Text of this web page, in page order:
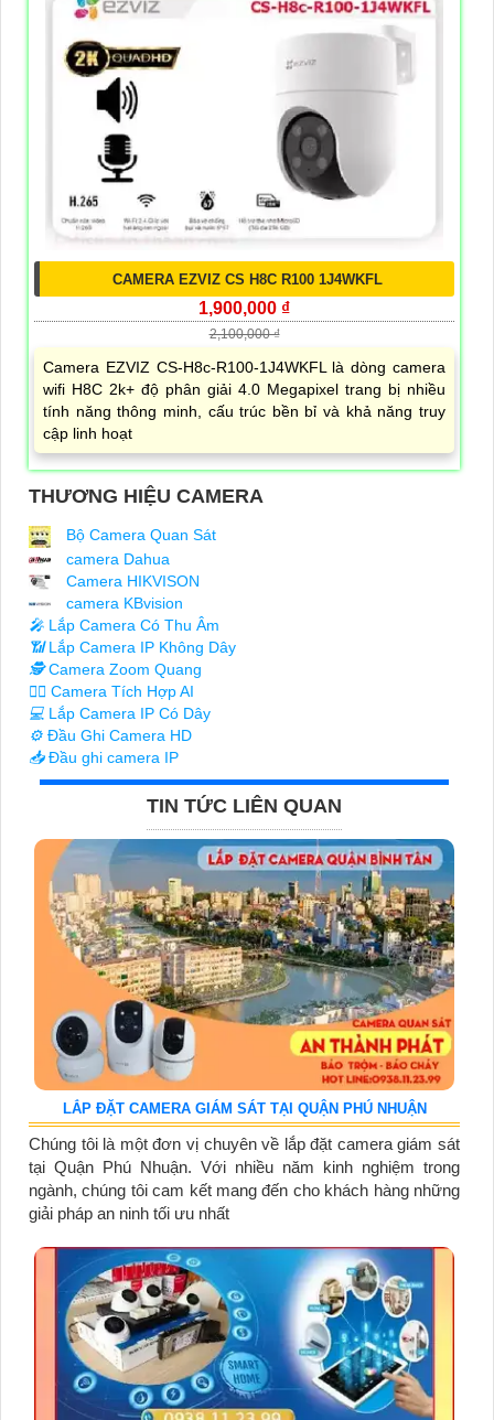
CAMERA EZVIZ CS H8C R100 1J4WKFL
1,900,000 ₫
2,100,000 ₫
Camera EZVIZ CS-H8c-R100-1J4WKFL là dòng camera
wifi H8C 2k+ độ phân giải 4.0 Megapixel trang bị nhiều
tính năng thông minh, cấu trúc bền bỉ và khả năng truy
cập linh hoạt
THƯƠNG HIỆU CAMERA
Bộ Camera Quan Sát
camera Dahua
Camera HIKVISON
camera KBvision
️🎤️ Lắp Camera Có Thu Âm
📶Lắp Camera IP Không Dây
🕵️Camera Zoom Quang
🧛‍♀️ Camera Tích Hợp AI
💻 Lắp Camera IP Có Dây
⚙️ Đầu Ghi Camera HD
📥Đầu ghi camera IP
TIN TỨC LIÊN QUAN
LẮP ĐẶT CAMERA GIÁM SÁT TẠI QUẬN PHÚ NHUẬN
Chúng tôi là một đơn vị chuyên về lắp đặt camera giám sát
tại Quận Phú Nhuận. Với nhiều năm kinh nghiệm trong
ngành, chúng tôi cam kết mang đến cho khách hàng những
giải pháp an ninh tối ưu nhất